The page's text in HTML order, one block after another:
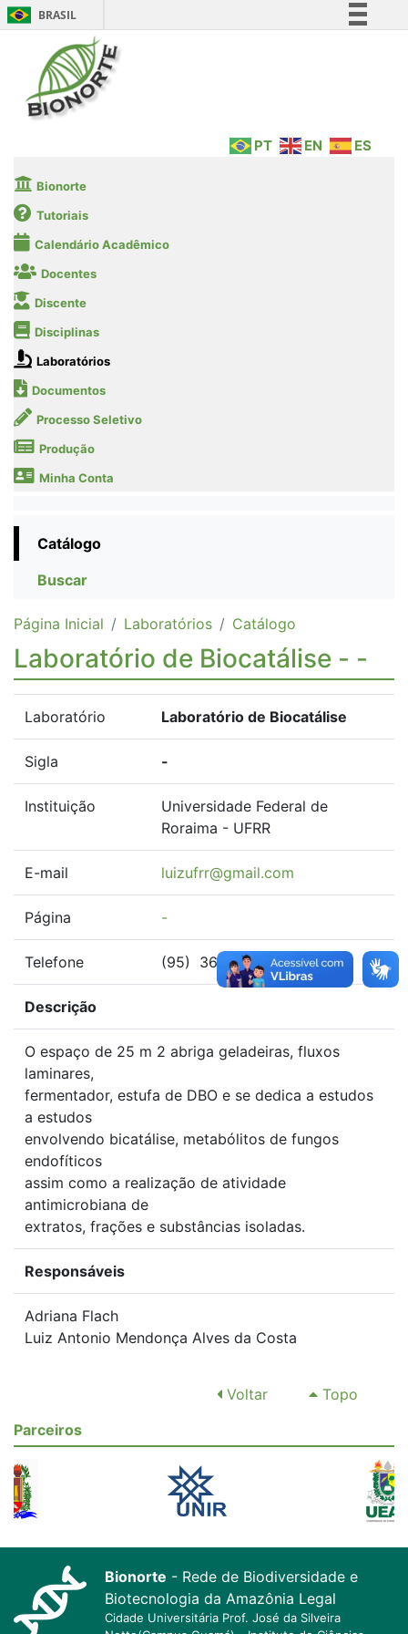
BRASIL
Legislação
PT EN ES
Bionorte
Tutoriais
Calendário Acadêmico
Docentes
Discente
Disciplinas
Laboratórios
Documentos
Processo Seletivo
Produção
Minha Conta
Catálogo
Buscar
Página Inicial Laboratórios Catálogo
Laboratório de Biocatálise - -
Laboratório Laboratório de Biocatálise
Sigla -
Instituição
Universidade Federal de
Roraima - UFRR
E-mail luizufrr@gmail.com
Página -
Telefone (95) 3621-3250
Descrição
O espaço de 25 m 2 abriga geladeiras, fluxos
laminares,
fermentador, estufa de DBO e se dedica a estudos
a estudos
envolvendo bicatálise, metabólitos de fungos
endofíticos
assim como a realização de atividade
antimicrobiana de
extratos, frações e substâncias isoladas.
Responsáveis
Adriana Flach
Luiz Antonio Mendonça Alves da Costa
Voltar
Topo
Parceiros
Bionorte - Rede de Biodiversidade e
Biotecnologia da Amazônia Legal
Cidade Universitária Prof. José da Silveira